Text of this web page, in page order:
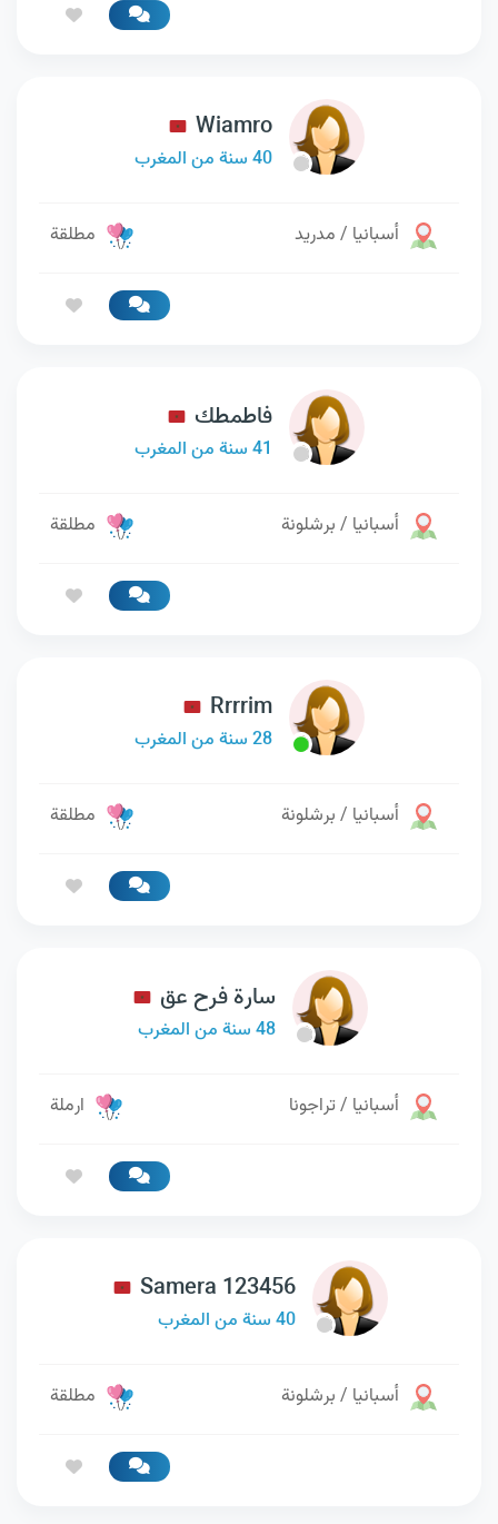
Wiamro
40 سنة من المغرب
أسبانيا / مدريد مطلقة
فاطمطك
41 سنة من المغرب
أسبانيا / برشلونة مطلقة
Rrrrim
28 سنة من المغرب
أسبانيا / برشلونة مطلقة
سارة فرح عق
48 سنة من المغرب
أسبانيا / تراجونا ارملة
Samera 123456
40 سنة من المغرب
أسبانيا / برشلونة مطلقة